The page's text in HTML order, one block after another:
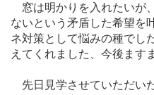
窓は明かりを入れたいが
ないという矛盾した希望を
ネ対策として悩みの種でし
えてくれました、今後ます
先日見学させていただい